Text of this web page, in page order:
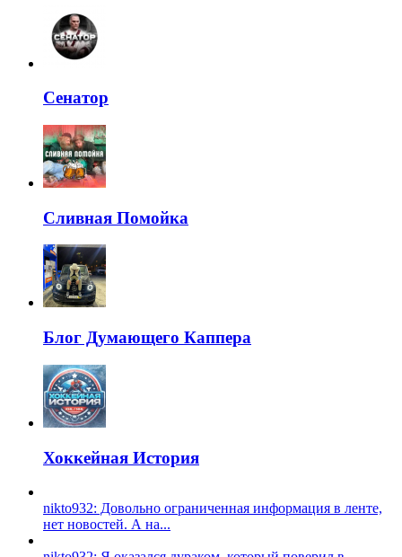
Сенатор
Сливная Помойка
Блог Думающего Каппера
Хоккейная История
nikto932: Довольно ограниченная информация в ленте,
нет новостей. А на...